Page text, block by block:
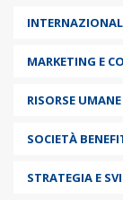
MARKETING E
RISORSE UMANE
SOCIETÀ
STRATEGIA E